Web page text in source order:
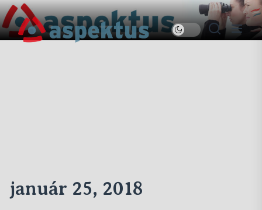
Skip
to
the
Új
Aspektus
január 25, 2018